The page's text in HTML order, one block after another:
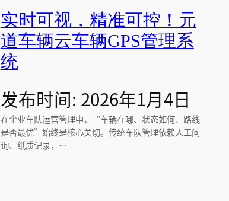
实时可视，精准可控！元
道车辆云车辆GPS管理系
统
发布时间: 2026年1月4日
在企业车队运营管理中，“车辆在哪、状态如何、路线
是否最优”始终是核心关切。传统车队管理依赖人工问
询、纸质记录，…